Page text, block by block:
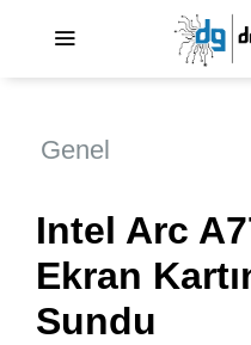
Genel
Intel Arc
Ekran
Sundu